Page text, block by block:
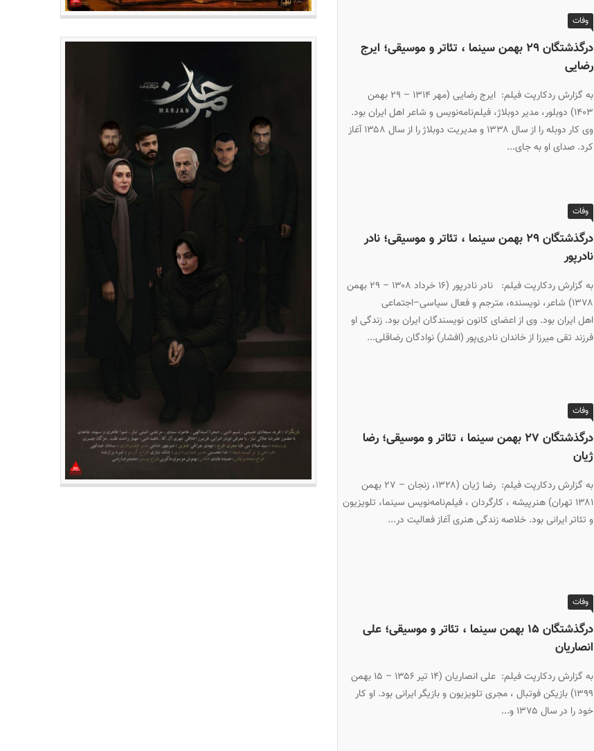
وفات
درگذشتگان ۲۹ بهمن سینما ، تئاتر و موسیقی؛ ایرج
رضایی
به گزارش ردکارپت فیلم: ایرج رضایی (مهر ۱۳۱۴ – ۲۹ بهمن
۱۴۰۳) دوبلور، مدیر دوبلاژ، فیلم‌نامه‌نویس و شاعر اهل ایران بود.
وی کار دوبله را از سال ۱۳۳۸ و مدیریت دوبلاژ را از سال ۱۳۵۸ آغاز
کرد. صدای او به جای...
وفات
درگذشتگان ۲۹ بهمن سینما ، تئاتر و موسیقی؛ نادر
نادرپور
به گزارش ردکارپت فیلم: نادر نادرپور (۱۶ خرداد ۱۳۰۸ – ۲۹ بهمن
۱۳۷۸) شاعر، نویسنده، مترجم و فعال سیاسی–اجتماعی
اهل ایران بود. وی از اعضای کانون نویسندگان ایران بود. زندگی او
فرزند تقی میرزا از خاندان نادری‌پور (افشار) نوادگان رضاقلی...
وفات
درگذشتگان ۲۷ بهمن سینما ، تئاتر و موسیقی؛ رضا
ژیان
به گزارش ردکارپت فیلم: رضا ژیان (۱۳۲۸، زنجان – ۲۷ بهمن
۱۳۸۱ تهران) هنرپیشه ، کارگردان ، فیلم‌نامه‌نویس سینما، تلویزیون
و تئاتر ایرانی بود. خلاصه زندگی هنری آغاز فعالیت در...
وفات
درگذشتگان ۱۵ بهمن سینما ، تئاتر و موسیقی؛ علی
انصاریان
به گزارش ردکارپت فیلم: علی انصاریان (۱۴ تیر ۱۳۵۶ – ۱۵ بهمن
۱۳۹۹) بازیکن فوتبال ، مجری تلویزیون و بازیگر ایرانی بود. او کار
خود را در سال ۱۳۷۵ و...